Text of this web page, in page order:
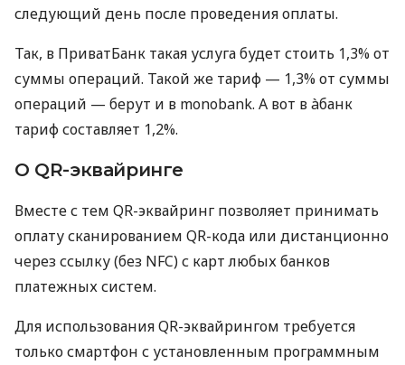
следующий день после проведения оплаты.
Так, в ПриватБанк такая услуга будет стоить 1,3% от
суммы операций. Такой же тариф — 1,3% от суммы
операций — берут и в monobank. А вот в àбанк
тариф составляет 1,2%.
О QR-эквайринге
Вместе с тем QR-эквайринг позволяет принимать
оплату сканированием QR-кода или дистанционно
через ссылку (без NFC) с карт любых банков
платежных систем.
Для использования QR-эквайрингом требуется
только смартфон с установленным программным